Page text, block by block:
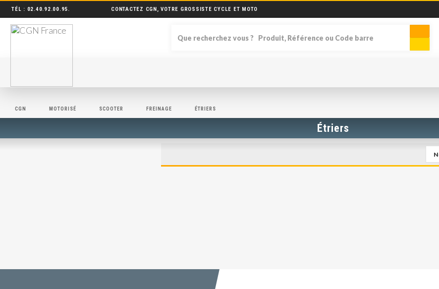
TÉL : 02.40.92.00.95. CONTACTEZ CGN, VOTRE GROSSISTE CYCLE ET MOTO
CGN MOTORISÉ SCOOTER FREINAGE ÉTRIERS
Étriers